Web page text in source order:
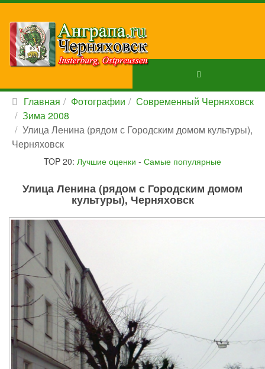
Главная Фотографии
Современный Черняховск
Зима 2008
Улица Ленина (рядом с Городским домом культуры),
Черняховск
TOP 20: Лучшие оценки - Самые популярные
Улица Ленина (рядом с Городским домом
культуры), Черняховск